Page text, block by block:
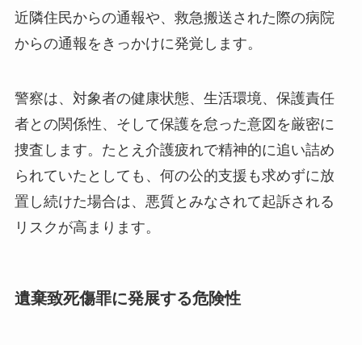
近隣住民からの通報や、救急搬送された際の病院
からの通報をきっかけに発覚します。
警察は、対象者の健康状態、生活環境、保護責任
者との関係性、そして保護を怠った意図を厳密に
捜査します。たとえ介護疲れで精神的に追い詰め
られていたとしても、何の公的支援も求めずに放
置し続けた場合は、悪質とみなされて起訴される
リスクが高まります。
遺棄致死傷罪に発展する危険性